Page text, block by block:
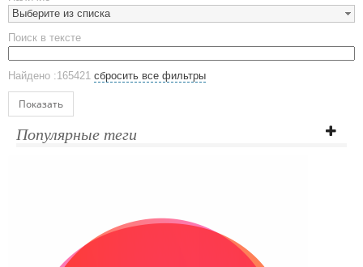
Стаканы
Эко кружки
ЕВРОПОСУДА
Аксессуары
Ежедневники и блокноты
Датированные ежедневники
Планинги недатированные
Телефонные книжки
Выберите из списка
Поиск в тексте
Найдено :165421 сбросить все фильтры
Показать
Популярные теги